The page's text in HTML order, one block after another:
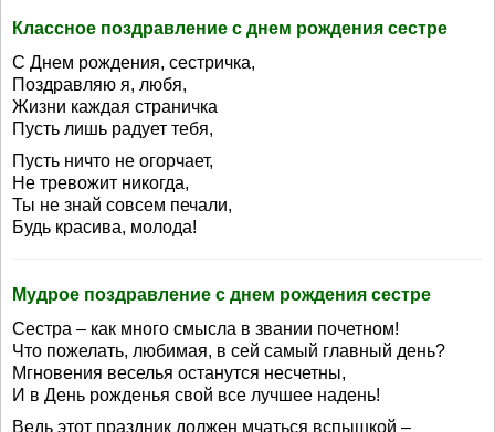
Классное поздравление с днем рождения сестре
С Днем рождения, сестричка,
Поздравляю я, любя,
Жизни каждая страничка
Пусть лишь радует тебя,
Пусть ничто не огорчает,
Не тревожит никогда,
Ты не знай совсем печали,
Будь красива, молода!
Мудрое поздравление с днем рождения сестре
Сестра – как много смысла в звании почетном!
Что пожелать, любимая, в сей самый главный день?
Мгновения веселья останутся несчетны,
И в День рожденья свой все лучшее надень!
Ведь этот праздник должен мчаться вспышкой –